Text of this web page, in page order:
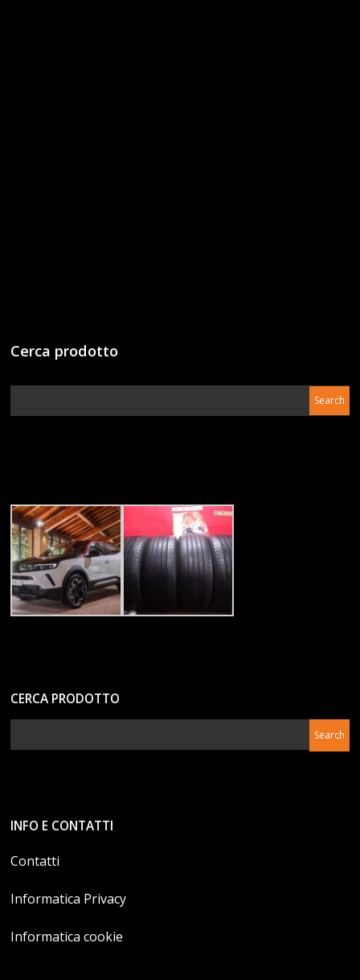
Cerca prodotto
CERCA PRODOTTO
INFO E CONTATTI
Contatti
Informatica Privacy
Informatica cookie